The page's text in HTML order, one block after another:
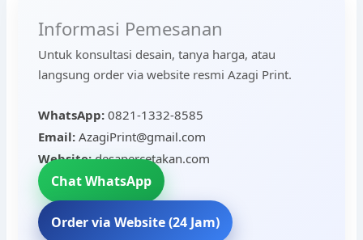
Informasi Pemesanan
Untuk konsultasi desain, tanya harga, atau
langsung order via website resmi Azagi Print.
WhatsApp:0821-1332-8585
Email:AzagiPrint@gmail.com
Website:desapercetakan.com
Chat WhatsApp
Order via Website (24 Jam)